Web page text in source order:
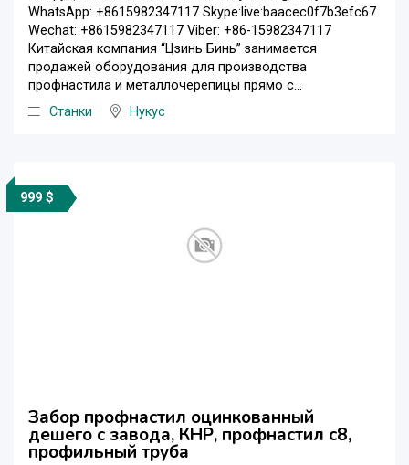
WhatsApp: +8615982347117 Skype:live:baacec0f7b3efc67
Wechat: +8615982347117 Viber: +86-15982347117
Китайская компания “Цзинь Бинь” занимается
продажей оборудования для производства
профнастила и металлочерепицы прямо с...
Станки
Нукус
999 $
Забор профнастил оцинкованный
дешего с завода, КНР, профнастил с8,
профильный труба